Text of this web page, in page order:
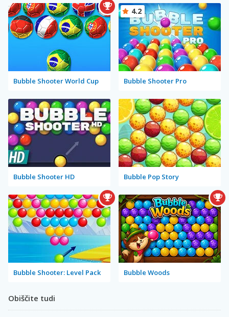
Bubble Shooter World Cup Bubble Shooter Pro
4.2
Bubble Shooter HD Bubble Pop Story
Bubble Shooter: Level Pack Bubble Woods
Obiščite tudi